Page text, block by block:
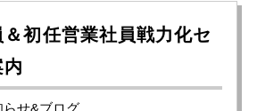
初任営業社員戦力化セ